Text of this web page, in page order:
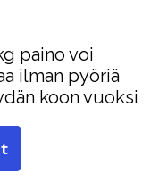
paino voi
ilman pyöriä
koon vuoksi